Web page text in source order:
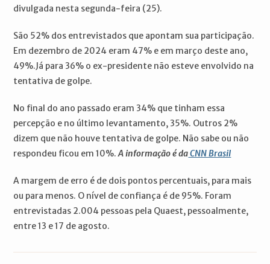
divulgada nesta segunda-feira (25).
São 52% dos entrevistados que apontam sua participação.
Em dezembro de 2024 eram 47% e em março deste ano,
49%.Já para 36% o ex-presidente não esteve envolvido na
tentativa de golpe.
No final do ano passado eram 34% que tinham essa
percepção e no último levantamento, 35%. Outros 2%
dizem que não houve tentativa de golpe. Não sabe ou não
respondeu ficou em 10%.A informação é daCNN Brasil
A margem de erro é de dois pontos percentuais, para mais
ou para menos. O nível de confiança é de 95%. Foram
entrevistadas 2.004 pessoas pela Quaest, pessoalmente,
entre 13 e 17 de agosto.